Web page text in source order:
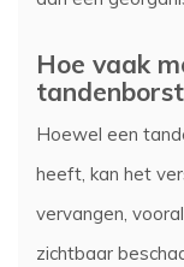
Hoe vaak
Hoewel een
heeft, kan het
vervangen,
zichtbaar